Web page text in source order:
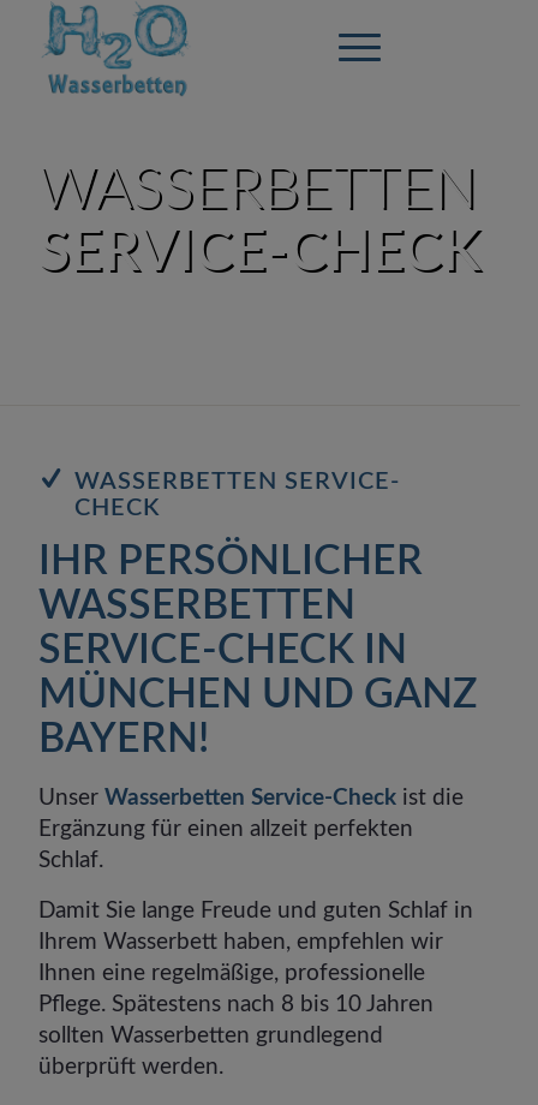
WASSERBETTEN
SERVICE-CHECK
WASSERBETTEN SERVICE-
CHECK
IHR PERSÖNLICHER
WASSERBETTEN
SERVICE-CHECK IN
MÜNCHEN UND GANZ
BAYERN!
UnserWasserbetten Service-Check ist die
Ergänzung für einen allzeit perfekten
Schlaf.
Damit Sie lange Freude und guten Schlaf in
Ihrem Wasserbett haben, empfehlen wir
Ihnen eine regelmäßige, professionelle
Pflege. Spätestens nach 8 bis 10 Jahren
sollten Wasserbetten grundlegend
überprüft werden.